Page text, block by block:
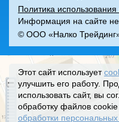
Политика
Информация на сайте не
© ООО «Налко
Этот сайт использует
улучшить его работу.
использовать сайт, вы
обработку файлов
обработки